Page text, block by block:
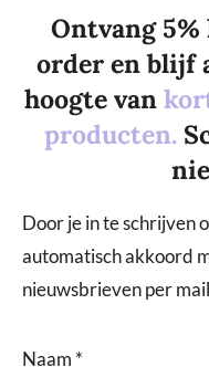
Ontvang
order en blijf
hoogte van
producten.
Door je in te schrijven
automatisch akkoord
nieuwsbrieven per
Naam *